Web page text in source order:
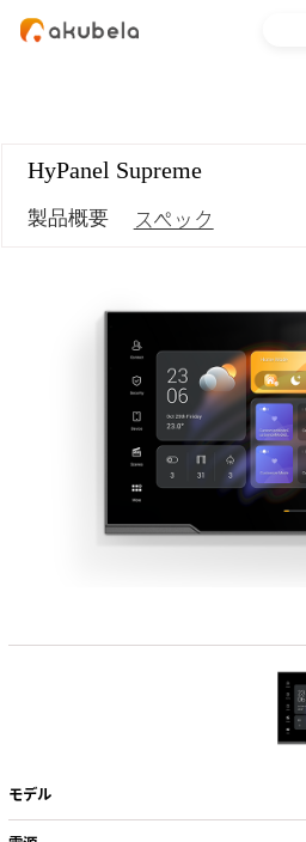
HyPanel Supreme
製品概要 スペック
モデル